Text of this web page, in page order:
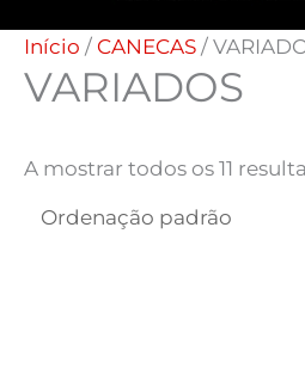
Início / CANECAS /
VARIADOS
A mostrar todos os 11